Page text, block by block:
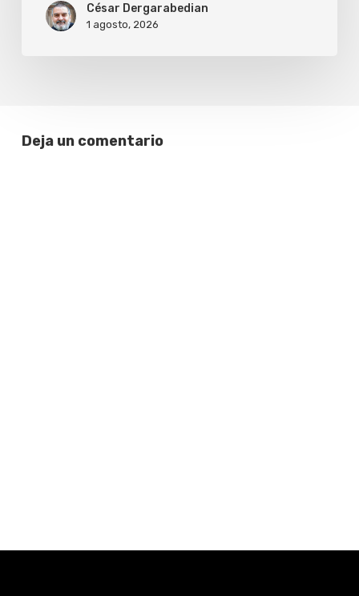
César Dergarabedian
1 agosto, 2026
Deja un comentario